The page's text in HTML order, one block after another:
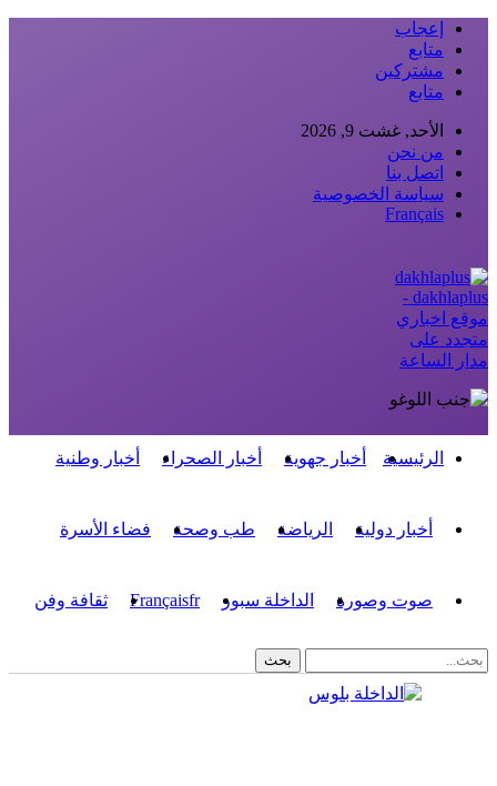
إعجاب
متابع
مشتركين
متابع
الأحد, غشت 9, 2026
من نحن
اتصل بنا
سياسة الخصوصية
Français
dakhlaplus -
موقع اخباري
متجدد على
مدار الساعة
الرئيسية أخبار جهوية أخبار الصحراء أخبار وطنية
أخبار دولية الرياضة طب وصحة فضاء الأسرة
صوت وصورة الداخلة سبور Françaisfr ثقافة وفن